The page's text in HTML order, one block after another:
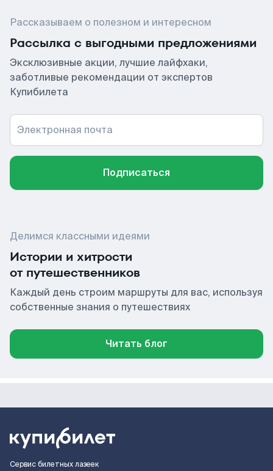
Рассказываем о полезном и интересном
Рассылка с выгодными предложениями
Эксклюзивные акции, лучшие лайфхаки,
заботливые рекомендации от экспертов
Купибилета
Электронная почта
Подписаться
Делимся классными идеями
Истории и хитрости
от путешественников
Каждый день строим маршруты для вас, используя
собственные знания о путешествиях
Читать блог
Сервис билетных лазеек